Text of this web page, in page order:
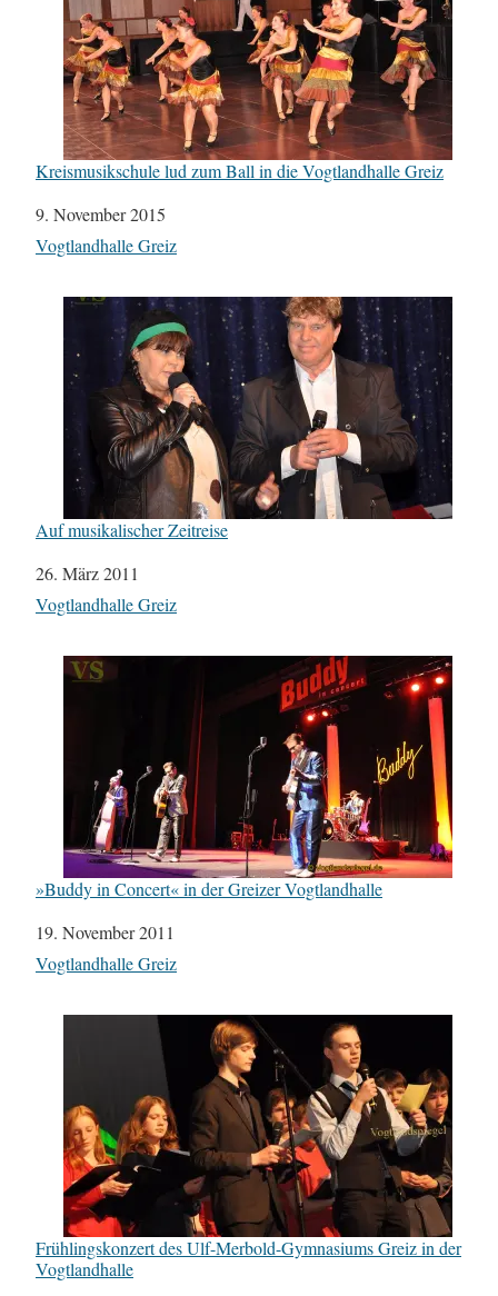
Kreismusikschule lud zum Ball in die Vogtlandhalle Greiz
Datum
9. November 2015
In Bezug auf
Vogtlandhalle Greiz
Auf musikalischer Zeitreise
Datum
26. März 2011
In Bezug auf
Vogtlandhalle Greiz
»Buddy in Concert« in der Greizer Vogtlandhalle
Datum
19. November 2011
In Bezug auf
Vogtlandhalle Greiz
Frühlingskonzert des Ulf-Merbold-Gymnasiums Greiz in der
Vogtlandhalle